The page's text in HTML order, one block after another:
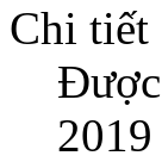
Chi tiết